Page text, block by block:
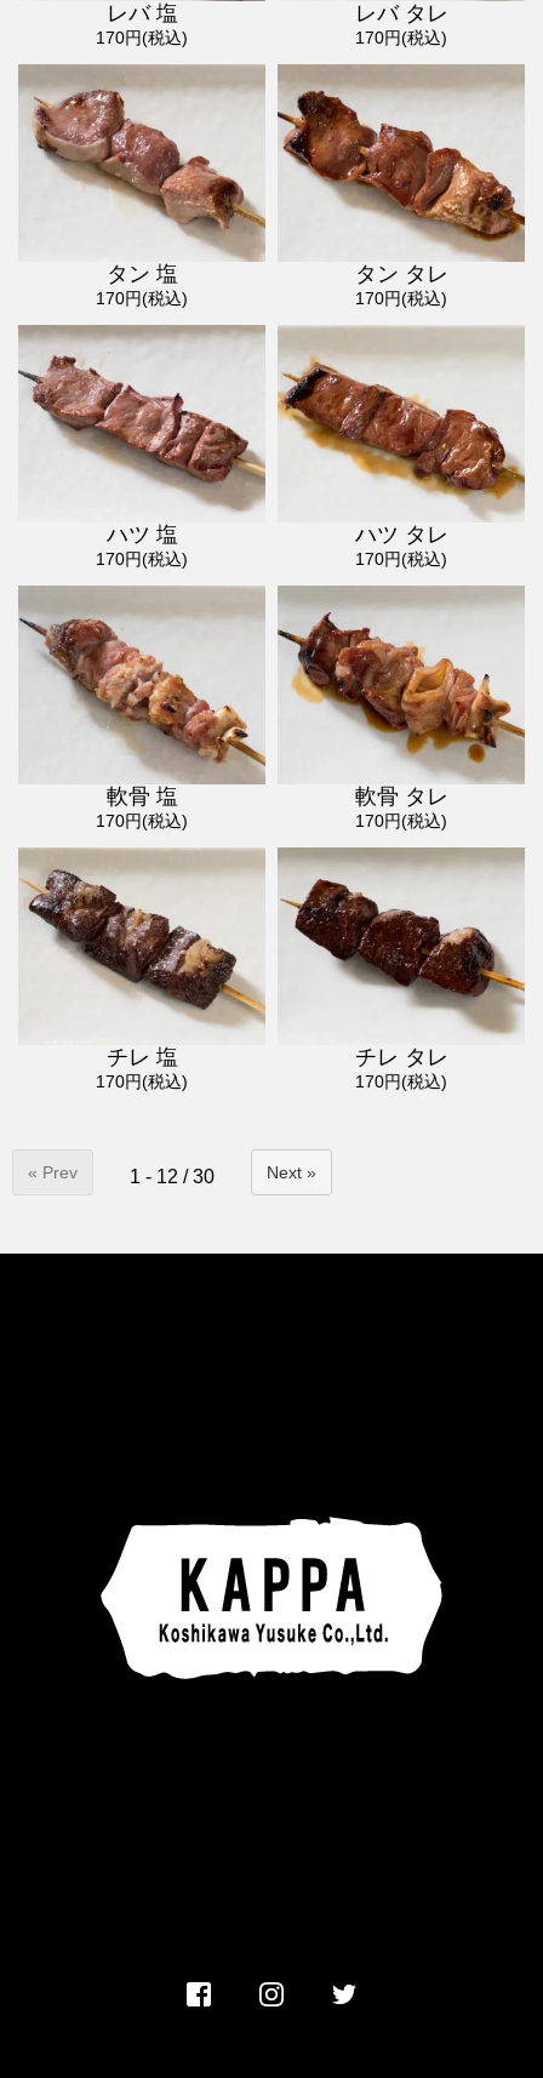
レバ 塩
170円(税込)
レバ タレ
170円(税込)
タン 塩
170円(税込)
タン タレ
170円(税込)
ハツ 塩
170円(税込)
ハツ タレ
170円(税込)
軟骨 塩
170円(税込)
軟骨 タレ
170円(税込)
チレ 塩
170円(税込)
チレ タレ
170円(税込)
« Prev 1 - 12 / 30 Next »